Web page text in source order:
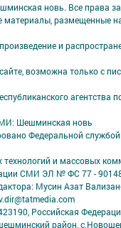
новь. Все права
размещенные
и
возможна только с
агентства
Шешминская новь
Федеральной
и массовых
СМИ ЭЛ № ФС 77 -
Мусин Азат
Российская
район,